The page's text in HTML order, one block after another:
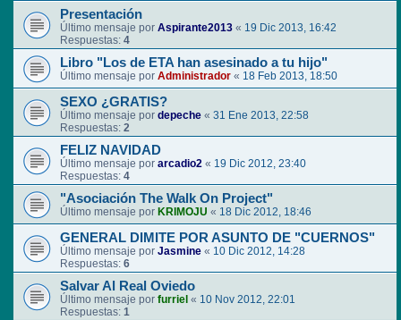
Presentación
Último mensaje por Aspirante2013 « 19 Dic 2013, 16:42
Respuestas: 4
Libro "Los de ETA han asesinado a tu hijo"
Último mensaje por Administrador « 18 Feb 2013, 18:50
SEXO ¿GRATIS?
Último mensaje por depeche « 31 Ene 2013, 22:58
Respuestas: 2
FELIZ NAVIDAD
Último mensaje por arcadio2 « 19 Dic 2012, 23:40
Respuestas: 4
"Asociación The Walk On Project"
Último mensaje por KRIMOJU « 18 Dic 2012, 18:46
GENERAL DIMITE POR ASUNTO DE "CUERNOS"
Último mensaje por Jasmine « 10 Dic 2012, 14:28
Respuestas: 6
Salvar Al Real Oviedo
Último mensaje por furriel « 10 Nov 2012, 22:01
Respuestas: 1